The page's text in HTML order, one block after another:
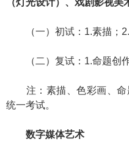
（灯光设计）、戏剧影视美
（一）初试：1.素描；2.
（二）复试：1.命题创作
注：素描、色彩画、命
统一考试。
数字媒体艺术